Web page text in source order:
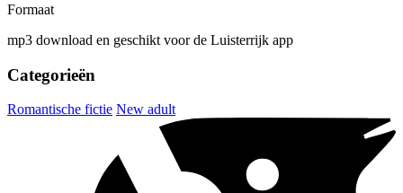
Formaat
mp3 download en geschikt voor de Luisterrijk app
Categorieën
Romantische fictie New adult